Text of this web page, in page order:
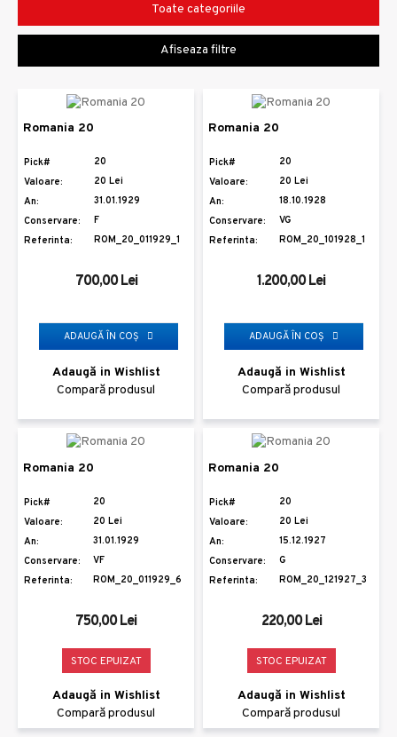
Toate categoriile
Afiseaza filtre
Romania 20
Pick#
20
Valoare:
20 Lei
An:
31.01.1929
Conservare:
F
Referinta:
ROM_20_011929_1
700,00 Lei
ADAUGĂ ÎN COŞ
Adaugă in Wishlist
Compară produsul
Romania 20
Pick#
20
Valoare:
20 Lei
An:
18.10.1928
Conservare:
VG
Referinta:
ROM_20_101928_1
1.200,00 Lei
ADAUGĂ ÎN COŞ
Adaugă in Wishlist
Compară produsul
Romania 20
Pick#
20
Valoare:
20 Lei
An:
31.01.1929
Conservare:
VF
Referinta:
ROM_20_011929_6
750,00 Lei
STOC EPUIZAT
Adaugă in Wishlist
Compară produsul
Romania 20
Pick#
20
Valoare:
20 Lei
An:
15.12.1927
Conservare:
G
Referinta:
ROM_20_121927_3
220,00 Lei
STOC EPUIZAT
Adaugă in Wishlist
Compară produsul